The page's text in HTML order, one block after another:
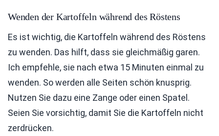
Wenden der Kartoffeln während des Röstens
Es ist wichtig, die Kartoffeln während des Röstens
zu wenden. Das hilft, dass sie gleichmäßig garen.
Ich empfehle, sie nach etwa 15 Minuten einmal zu
wenden. So werden alle Seiten schön knusprig.
Nutzen Sie dazu eine Zange oder einen Spatel.
Seien Sie vorsichtig, damit Sie die Kartoffeln nicht
zerdrücken.